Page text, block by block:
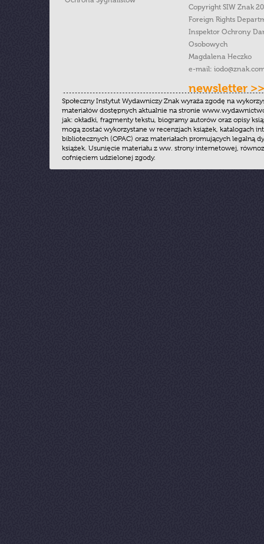
Copyright SIW Znak
Foreign Rights
Inspektor Ochrony
Osobowych
Magdalena Heczko
e-mail:
newsletter >>
Społeczny Instytut Wydawniczy Znak wyraża zgodę na
materiałów dostępnych aktualnie na stronie
jak: okładki, fragmenty tekstu, biogramy autorów oraz opisy
mogą zostać wykorzystane w recenzjach książek, katalogach
bibliotecznych (OPAC) oraz materiałach promujących legalną
książek. Usunięcie materiału z ww. strony internetowej,
cofnięciem udzielonej zgody.